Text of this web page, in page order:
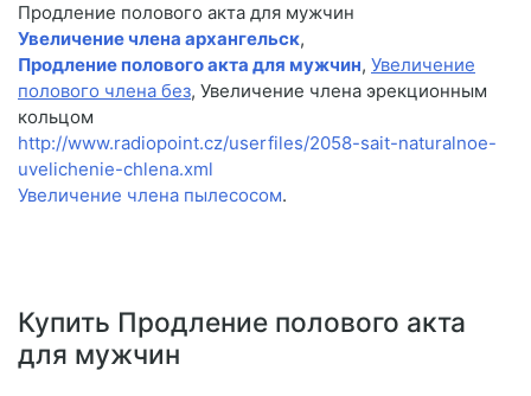
Продление полового акта для мужчин
Увеличение члена архангельск,
Продление полового акта для мужчин, Увеличение
полового члена без, Увеличение члена эрекционным
кольцом
http://www.radiopoint.cz/userfiles/2058-sait-naturalnoe-
uvelichenie-chlena.xml
Увеличение члена пылесосом.
Купить Продление полового акта
для мужчин